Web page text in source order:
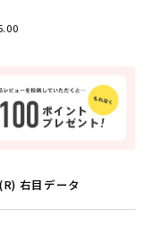
(R) 右目データ